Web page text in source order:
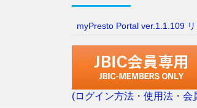
myPresto Portal ver.1.1.109 リ
(ログイン方法・使用法・会